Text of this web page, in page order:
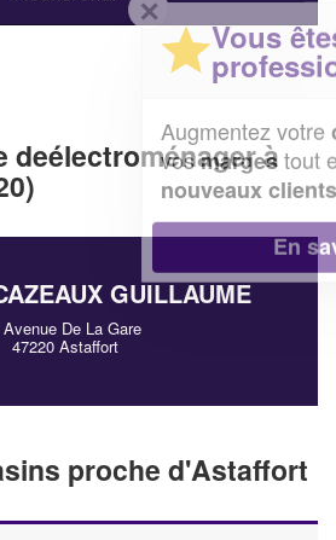
deélectroménager à
GUILLAUME
De La Gare
47220 Astaffort
proche d'Astaffort
êtes un
professionnel ?
chiffre d'affaireset
tout en gagnant de
clients
En savoir plus